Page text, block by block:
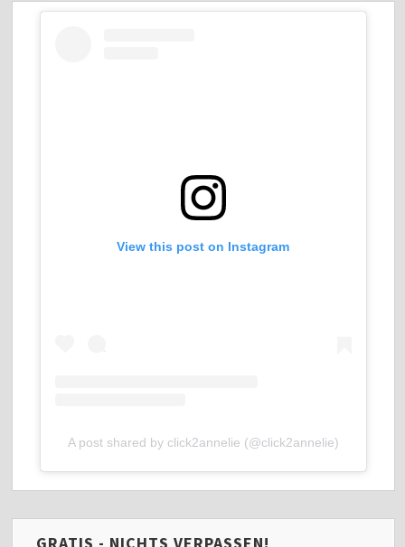
View this post on Instagram
A post shared by click2annelie (@click2annelie)
GRATIS - NICHTS VERPASSEN!